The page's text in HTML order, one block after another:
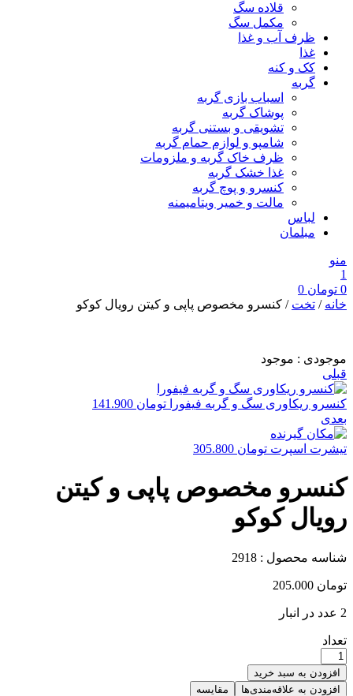
قلاده سگ
مکمل سگ
ظرف آب و غذا
غذا
کک و کنه
گربه
اسباب بازی گربه
پوشاک گربه
تشویقی و بستنی گربه
شامپو و لوازم حمام گربه
ظرف خاک گربه و ملزومات
غذا خشک گربه
کنسرو و پوچ گربه
مالت و خمیر ویتامیمنه
لباس
مبلمان
منو
1
0 تومان
خانه / تخت / کنسرو مخصوص پاپی و کیتن رویال کوکو
موجودی : موجود
قبلی
کنسرو ریکاوری سگ و گربه فیفورا تومان
بعدی
تیشرت اسپرت تومان
کنسرو مخصوص پاپی و کیتن
رویال کوکو
شناسه محصول : 2918
تومان
2 عدد در انبار
تعداد
افزودن به سبد خرید
افزودن به علاقه‌مندی‌ها
مقایسه